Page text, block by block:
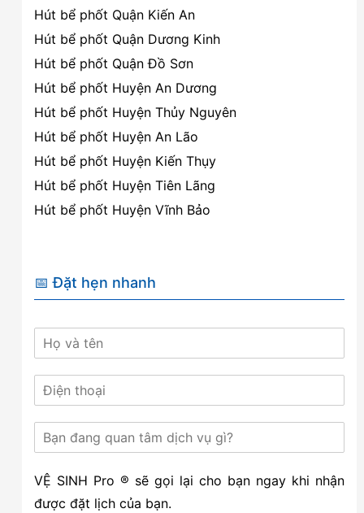
Hút bể phốt Quận Kiến An
Hút bể phốt Quận Dương Kinh
Hút bể phốt Quận Đồ Sơn
Hút bể phốt Huyện An Dương
Hút bể phốt Huyện Thủy Nguyên
Hút bể phốt Huyện An Lão
Hút bể phốt Huyện Kiến Thụy
Hút bể phốt Huyện Tiên Lãng
Hút bể phốt Huyện Vĩnh Bảo
📅 Đặt hẹn nhanh
VỆ SINH Pro ® sẽ gọi lại cho bạn ngay khi nhận
được đặt lịch của bạn.